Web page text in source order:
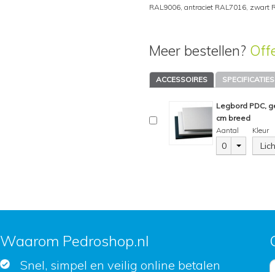
RAL9006, antraciet RAL7016, zwart
Meer bestellen?
ACCESSOIRES SPECIFICATIES
Legbord PDC,
cm breed
Aantal
0
Kleur
Waarom Pedroshop.nl
Snel, simpel en veilig online betalen